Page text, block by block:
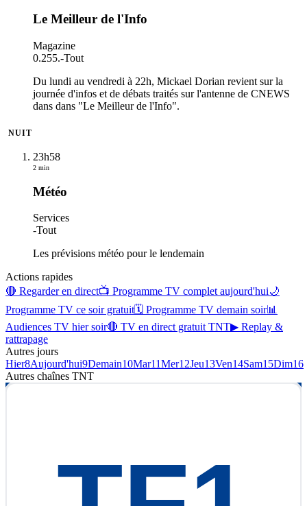
Le Meilleur de l'Info
Magazine
0.255.-Tout
Du lundi au vendredi à 22h, Mickael Dorian revient sur la
journée d'infos et de débats traités sur l'antenne de CNEWS
dans dans "Le Meilleur de l'Info".
NUIT
23h58
2 min
Météo
Services
-Tout
Les prévisions météo pour le lendemain
Actions rapides
🔴 Regarder en direct📺 Programme TV complet aujourd'hui🌙
Programme TV ce soir gratuit🗓 Programme TV demain soir📊
Audiences TV hier soir🔴 TV en direct gratuit TNT▶ Replay &
rattrapage
Autres jours
Hier8Aujourd'hui9Demain10Mar11Mer12Jeu13Ven14Sam15Dim16
Autres chaînes TNT